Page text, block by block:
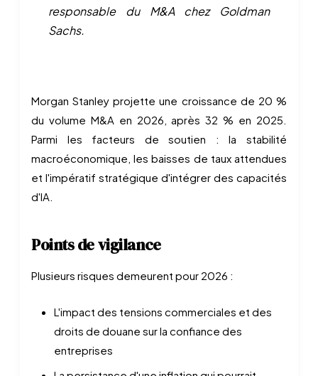
responsable du M&A chez Goldman
Sachs.
Morgan Stanley projette une croissance de 20 %
du volume M&A en 2026, après 32 % en 2025.
Parmi les facteurs de soutien : la stabilité
macroéconomique, les baisses de taux attendues
et l'impératif stratégique d'intégrer des capacités
d'IA.
Points de vigilance
Plusieurs risques demeurent pour 2026 :
L'impact des tensions commerciales et des
droits de douane sur la confiance des
entreprises